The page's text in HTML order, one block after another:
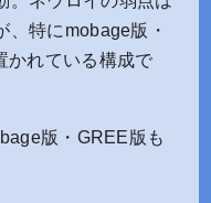
、特にmobage版・
かれている構成で
版・GREE版も